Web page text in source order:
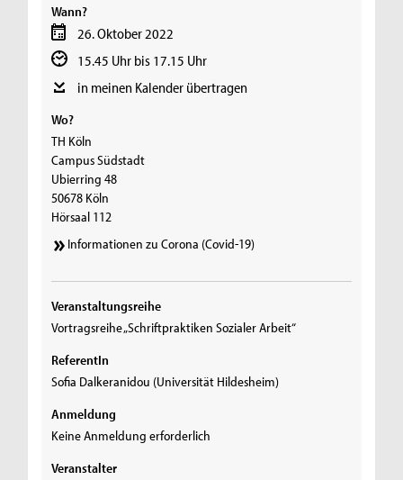
Wann?
26. Oktober 2022
15.45 Uhr bis 17.15 Uhr
in meinen Kalender übertragen
Wo?
TH Köln
Campus Südstadt
Ubierring 48
50678 Köln
Hörsaal 112
Informationen zu Corona (Covid-19)
Veranstaltungsreihe
Vortragsreihe „Schriftpraktiken Sozialer Arbeit“
ReferentIn
Sofia Dalkeranidou (Universität Hildesheim)
Anmeldung
Keine Anmeldung erforderlich
Veranstalter